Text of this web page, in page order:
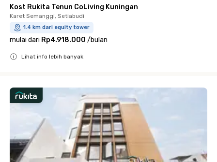
Kost Rukita Tenun CoLiving Kuningan
Karet Semanggi, Setiabudi
1.4 km dari equity tower
mulai dari Rp4.918.000 /bulan
Lihat info lebih banyak